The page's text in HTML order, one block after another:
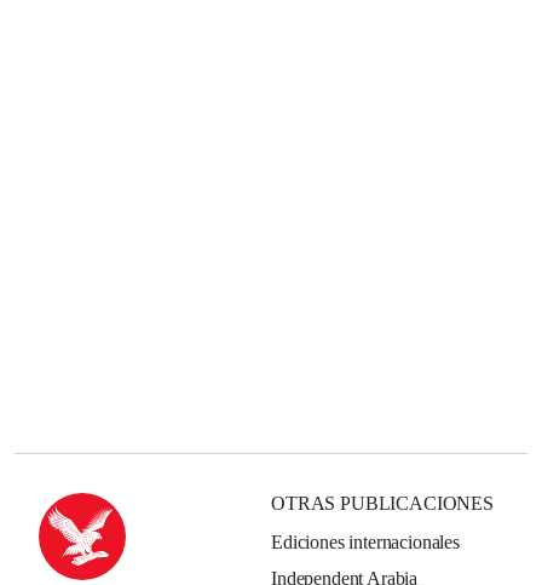
OTRAS PUBLICACIONES
Ediciones internacionales
Independent Arabia